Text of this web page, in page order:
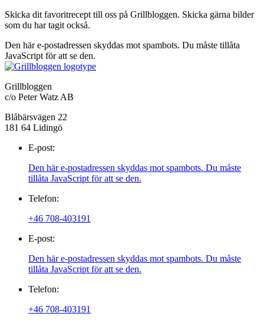
Skicka dit favoritrecept till oss på Grillbloggen. Skicka gärna bilder
som du har tagit också.
Den här e-postadressen skyddas mot spambots. Du måste tillåta
JavaScript för att se den.
Grillbloggen
c/o Peter Watz AB
Blåbärsvägen 22
181 64 Lidingö
E-post:
Den här e-postadressen skyddas mot spambots. Du måste
tillåta JavaScript för att se den.
Telefon:
+46 708-403191
E-post:
Den här e-postadressen skyddas mot spambots. Du måste
tillåta JavaScript för att se den.
Telefon:
+46 708-403191